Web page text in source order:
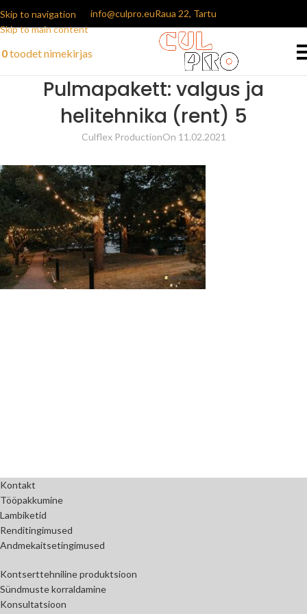
Skip to navigation
Skip to main content
info@culpro.euRaua 22, Tartu
0toodetnimekirjas
Pulmapakett: valgus ja
helitehnika (rent) 5
Culflex ProductionOn 11.02.2021
Kontakt
Tööpakkumine
Lambiketid
Renditingimused
Andmekaitsetingimused
Kontserttehniline produktsioon
Sündmuste korraldamine
Konsultatsioon